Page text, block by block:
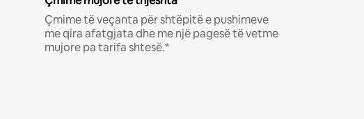
Çmime të veçanta për shtëpitë e pushimeve
me qira afatgjata dhe me një pagesë të vetme
mujore pa tarifa shtesë.*